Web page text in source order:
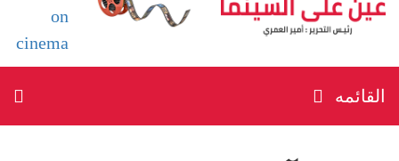
القائمه